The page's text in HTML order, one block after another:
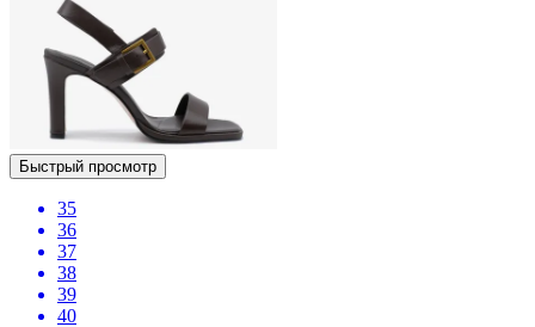
Быстрый просмотр
35
36
37
38
39
40